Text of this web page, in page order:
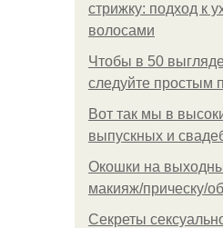
стрижку: подход к
волосами
Чтобы в 50
следуйте простым
Вот так мы в
выпускных и
Окошки на
макияж/прическу/
Секреты